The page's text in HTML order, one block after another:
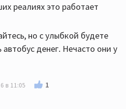
реалиях это работает
но с улыбкой будете
денег. Нечасто они у
в 11:05 1